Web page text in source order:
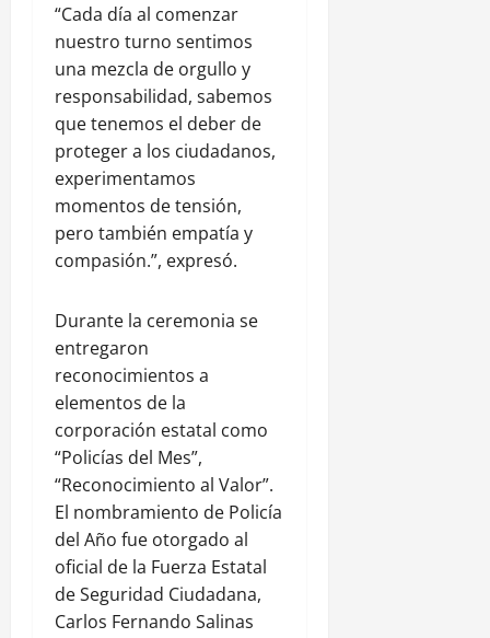
“Cada día al comenzar
nuestro turno sentimos
una mezcla de orgullo y
responsabilidad, sabemos
que tenemos el deber de
proteger a los ciudadanos,
experimentamos
momentos de tensión,
pero también empatía y
compasión.”, expresó.
Durante la ceremonia se
entregaron
reconocimientos a
elementos de la
corporación estatal como
“Policías del Mes”,
“Reconocimiento al Valor”.
El nombramiento de Policía
del Año fue otorgado al
oficial de la Fuerza Estatal
de Seguridad Ciudadana,
Carlos Fernando Salinas